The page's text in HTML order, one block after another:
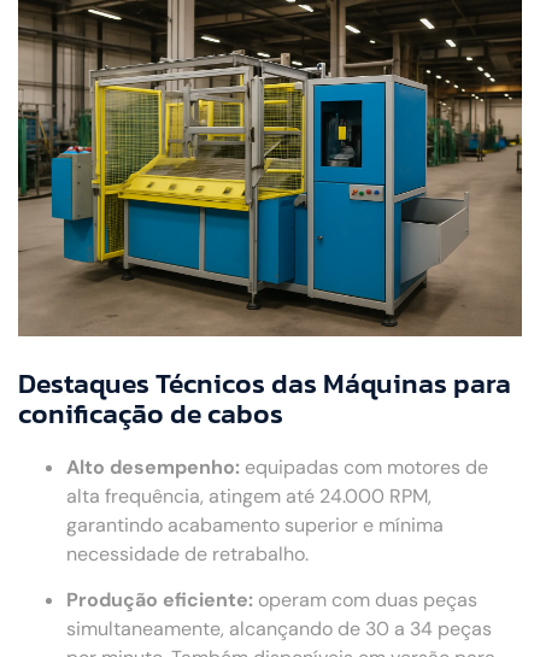
Destaques Técnicos das Máquinas para
conificação de cabos
Alto desempenho: equipadas com motores de
alta frequência, atingem até 24.000 RPM,
garantindo acabamento superior e mínima
necessidade de retrabalho.
Produção eficiente: operam com duas peças
simultaneamente, alcançando de 30 a 34 peças